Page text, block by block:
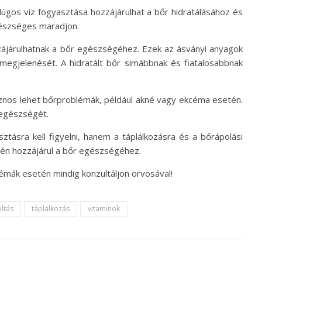
víz fogyasztása hozzájárulhat a bőr hidratálásához és
maradjon.
a bőr egészségéhez. Ezek az ásványi anyagok
A hidratált bőr simábbnak és fiatalosabbnak
lehet bőrproblémák, például akné vagy ekcéma esetén.
kell figyelni, hanem a táplálkozásra és a bőrápolási
hozzájárul a bőr egészségéhez.
esetén mindig konzultáljon orvosával!
táplálkozás vitaminok